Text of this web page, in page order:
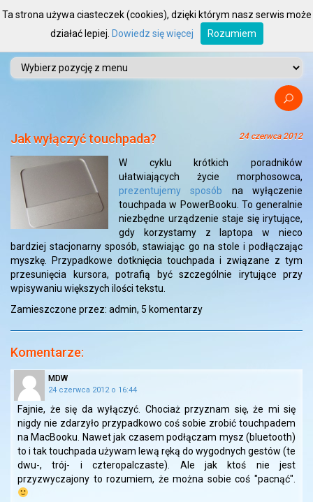
Jak wyłączyć touchpada? 24 czerwca 2012
W cyklu krótkich poradników
ułatwiających życie morphosowca,
prezentujemy sposób na wyłączenie
touchpada w PowerBooku. To generalnie
niezbędne urządzenie staje się irytujące,
gdy korzy­stamy z laptopa w nieco
bardziej stacjonarny sposób, stawia­­­­­­­­jąc go na stole i podłączając
myszkę. Przypadkowe dotknięcia touchpada i związane z tym
przesunięcia kursora, potrafią być szczególnie irytujące przy
wpisywaniu większych ilości tekstu.­
Zamieszczone przez: admin, 5 komentarzy
Komentarze:
MDW
24 czerwca 2012 o 16:44
Fajnie, że się da wyłączyć. Chociaż przyznam się, że mi się
nigdy nie zdarzyło przypadkowo coś sobie zrobić touchpadem
na MacBooku. Nawet jak czasem podłączam mysz (bluetooth)
to i tak touchpada używam lewą ręką do wygodnych gestów (te
dwu-, trój- i czteropalczaste). Ale jak ktoś nie jest
przyzwyczajony to rozumiem, że można sobie coś "pacnąć".
Ta strona używa ciasteczek (cookies), dzięki którym nasz serwis może
działać lepiej. Dowiedz się więcej Rozumiem